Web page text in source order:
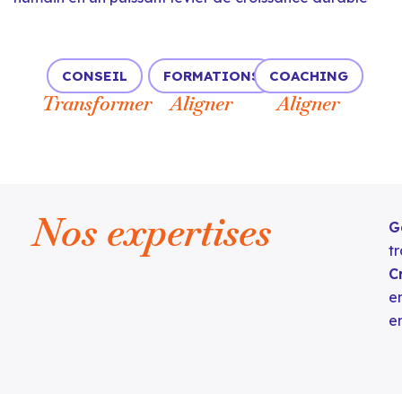
CONSEIL
Transformer
FORMATIONS
Aligner
COACHING
Aligner
Nos expertises